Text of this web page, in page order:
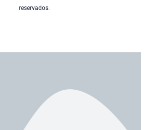
reservados.